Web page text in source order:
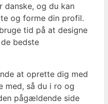
danske, og du kan
og forme din profil.
tid på at designe
bedste
at oprette dig med
med, så du i ro og
pågældende side